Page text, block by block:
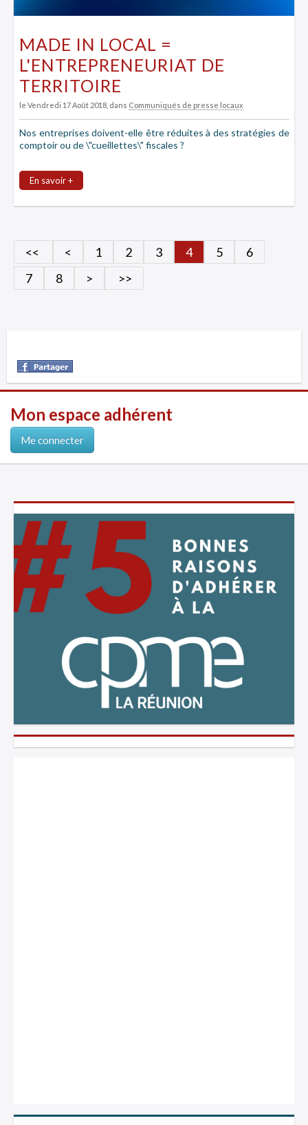
MADE IN LOCAL =
L'ENTREPRENEURIAT DE
TERRITOIRE
le Vendredi 17 Août 2018 , dans Communiqués de presse locaux
Nos entreprises doivent-elle être réduites à des stratégies de
comptoir ou de \"cueillettes\" fiscales ?
En savoir +
<< < 1 2 3 4 5
6
7
8 > >>
Mon espace adhérent
Me connecter